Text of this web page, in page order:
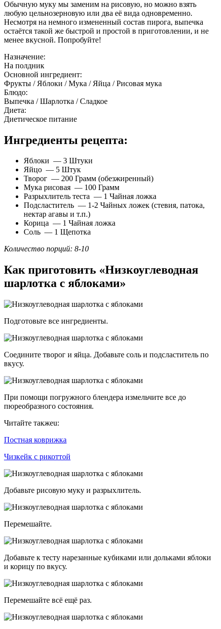
Обычную муку мы заменим на рисовую, но можно взять
любую цельнозерновую или два её вида одновременно.
Несмотря на немного измененный состав пирога, выпечка
остаётся такой же быстрой и простой в приготовлении, и не
менее вкусной. Попробуйте!
Назначение:
На полдник
Основной ингредиент:
Фрукты / Яблоки / Мука / Яйца / Рисовая мука
Блюдо:
Выпечка / Шарлотка / Сладкое
Диета:
Диетическое питание
Ингредиенты рецепта:
Яблоки — 3 Штуки
Яйцо — 5 Штук
Творог — 200 Грамм (обезжиренный)
Мука рисовая — 100 Грамм
Разрыхлитель теста — 1 Чайная ложка
Подсластитель — 1-2 Чайных ложек (стевия, патока,
нектар агавы и т.п.)
Корица — 1 Чайная ложка
Соль — 1 Щепотка
Количество порций: 8-10
Как приготовить «Низкоуглеводная
шарлотка с яблоками»
Подготовьте все ингредиенты.
Соедините творог и яйца. Добавьте соль и подсластитель по
вкусу.
При помощи погружного блендера измельчите все до
пюреобразного состояния.
Читайте такжеu:
Постная коврижка
Чизкейк с рикоттой
Добавьте рисовую муку и разрыхлитель.
Перемешайте.
Добавьте к тесту нарезанные кубиками или дольками яблоки
и корицу по вкусу.
Перемешайте всё ещё раз.